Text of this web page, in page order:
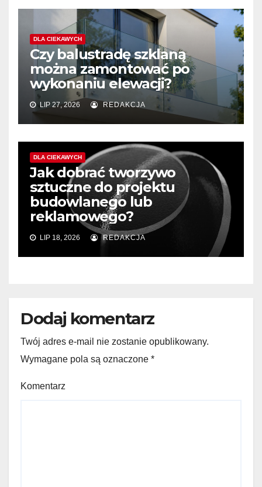
DLA CIEKAWYCH
Czy balustradę szklaną
można zamontować po
wykonaniu elewacji?
LIP 27, 2026 REDAKCJA
DLA CIEKAWYCH
Jak dobrać tworzywo
sztuczne do projektu
budowlanego lub
reklamowego?
LIP 18, 2026 REDAKCJA
Dodaj komentarz
Twój adres e-mail nie zostanie opublikowany.
Wymagane pola są oznaczone *
Komentarz